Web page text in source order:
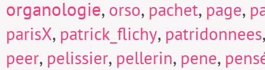
organologie, orso, pachet, page,
parisX, patrick_flichy, patridonnees
peer, pelissier, pellerin, pene,